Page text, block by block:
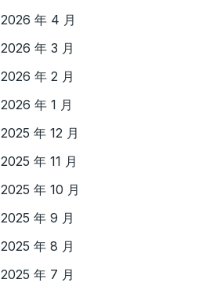
2026 年 4 月
2026 年 3 月
2026 年 2 月
2026 年 1 月
2025 年 12 月
2025 年 11 月
2025 年 10 月
2025 年 9 月
2025 年 8 月
2025 年 7 月